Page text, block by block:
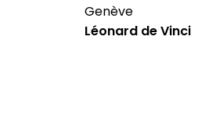
Genève
Léonard de Vinci